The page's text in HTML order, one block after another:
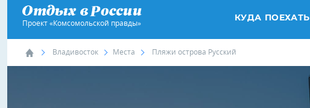
Проект «Комсомольской правды»
КУДА ПОЕХАТЬ
Владивосток Места Пляжи острова Русский